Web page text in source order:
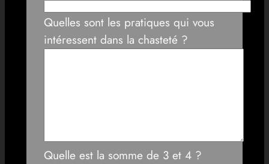
Quelles sont les pratiques qui vous
intéressent dans la chasteté ?
Quelle est la somme de 3 et 4 ?